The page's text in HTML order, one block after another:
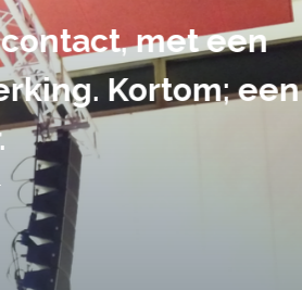
uitvoering
gegeven
tot in de puntjes